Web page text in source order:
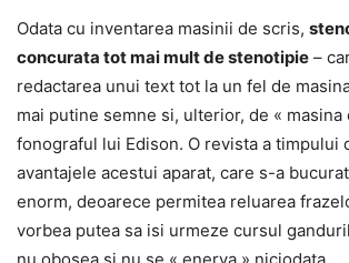
Odata cu inventarea masinii de scris,
concurata tot mai mult de stenotipie –
redactarea unui text tot la un fel de
mai putine semne si, ulterior, de «
fonograful lui Edison. O revista a timpului
avantajele acestui aparat, care s-a
enorm, deoarece permitea reluarea
vorbea putea sa isi urmeze cursul